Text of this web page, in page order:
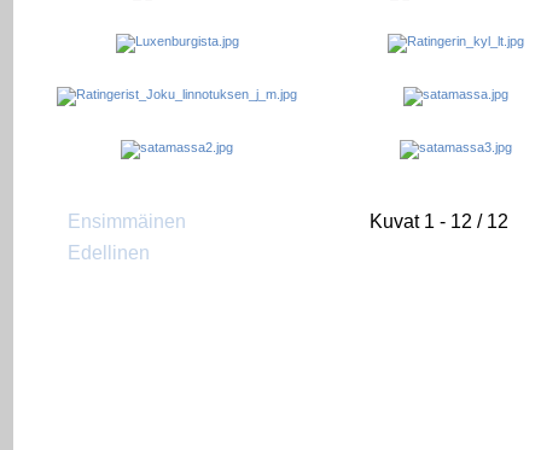
Ensimmäinen
Edellinen
Kuvat 1 - 12 / 12